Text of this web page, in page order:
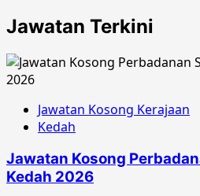
Jawatan Terkini
Jawatan Kosong Kerajaan
Kedah
Jawatan Kosong
Kedah 2026